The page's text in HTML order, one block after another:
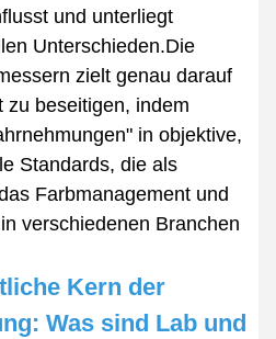
und unterliegt
Unterschieden.Die
zielt genau darauf
zu beseitigen, indem
in objektive,
Standards, die als
Farbmanagement und
verschiedenen Branchen
Kern der
Was sind Lab und